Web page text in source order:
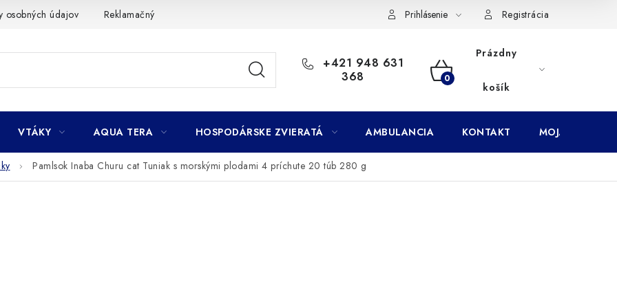
osobných údajov Reklamačný poriadok Subory Cookies Vernostný program AbovZoo
Prihlásenie Registrácia
+421 948 631
368
NÁKUPNÝ
Prázdny
košík
VTÁKY AQUA TERA HOSPODÁRSKE ZVIERATÁ AMBULANCIA KONTAKT MOJA
Pamlsok Inaba Churu cat Tuniak s morskými plodami 4 príchute 20 túb 280 g